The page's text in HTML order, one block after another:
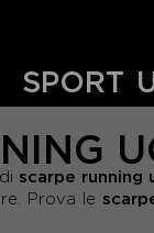
SPORT
scarpe running
Prova le